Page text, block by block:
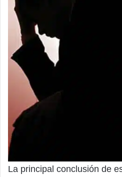
La principal conclusión de